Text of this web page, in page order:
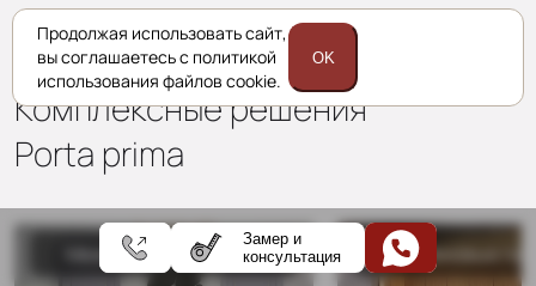
Комплексные решения
Porta prima
Межкомнатные двери Стеновые
Замер и
консультация
Продолжая использовать сайт,
вы соглашаетесь с политикой
использования файлов cookie.
OK